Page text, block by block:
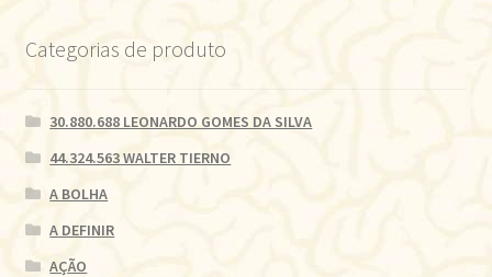
Categorias de produto
30.880.688 LEONARDO GOMES DA SILVA
44.324.563 WALTER TIERNO
A BOLHA
A DEFINIR
AÇÃO